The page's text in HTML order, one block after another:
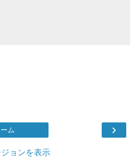
›
ム
ョンを表示